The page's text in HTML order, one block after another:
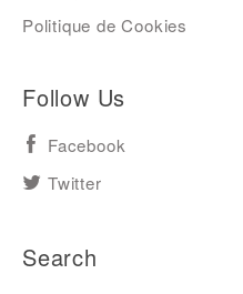
Politique de Cookies
Follow Us
Facebook
Twitter
Search